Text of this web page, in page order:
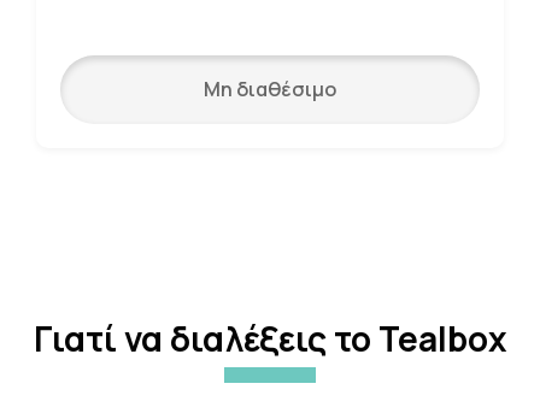
Μη διαθέσιμο
Γιατί να διαλέξεις το Tealbox